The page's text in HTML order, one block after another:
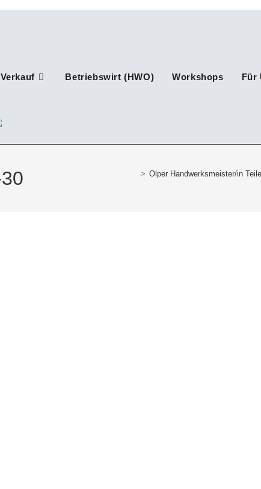
Verkauf Betriebswirt (HWO) Workshops Für
> Olper Handwerksmeister/in